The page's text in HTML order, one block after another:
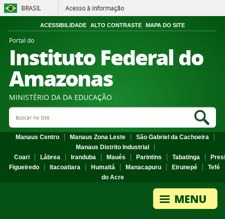
BRASIL Acesso à informação
ACESSIBILIDADE ALTO CONTRASTE MAPA DO SITE
Portal do
Instituto Federal do
Amazonas
MINISTÉRIO DA DA EDUCAÇÃO
Search Site
Manaus Centro Manaus Zona Leste
São Gabriel da Cachoeira
Manaus Distrito Industrial
Coari
Lábrea Iranduba Maués Parintins Tabatinga
Figueiredo
Itacoatiara Humaitá Manacapuru Eirunepé
Tefé
do Acre